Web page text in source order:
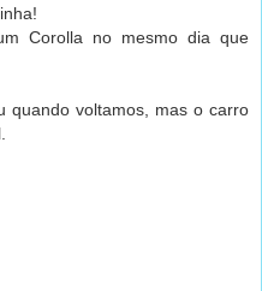
Corolla no mesmo dia que
quando voltamos, mas o carro